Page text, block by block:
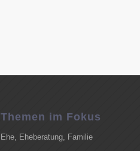
Themen im Fokus
Ehe, Eheberatung, Familie